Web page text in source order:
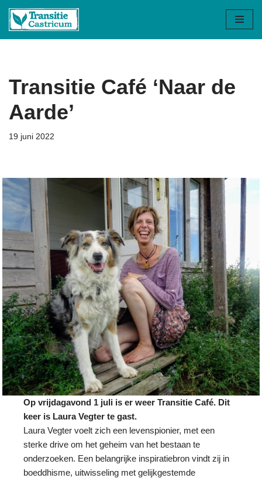
Ga
Transitie Café ‘Naar de
Aarde’
19 juni 2022
Op vrijdagavond 1 juli is er weer Transitie Café. Dit
keer is Laura Vegter te gast.
Laura Vegter voelt zich een levenspionier, met een
sterke drive om het geheim van het bestaan te
onderzoeken. Een belangrijke inspiratiebron vindt zij in
boeddhisme, uitwisseling met gelijkgestemde